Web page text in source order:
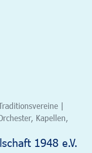
|
Kapellen,
1948 e.V.